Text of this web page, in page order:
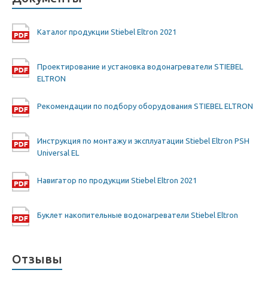
Каталог продукции Stiebel Eltron 2021
Проектирование и установка водонагреватели STIEBEL
ELTRON
Рекомендации по подбору оборудования STIEBEL ELTRON
Инструкция по монтажу и эксплуатации Stiebel Eltron PSH
Universal EL
Навигатор по продукции Stiebel Eltron 2021
Буклет накопительные водонагреватели Stiebel Eltron
Отзывы